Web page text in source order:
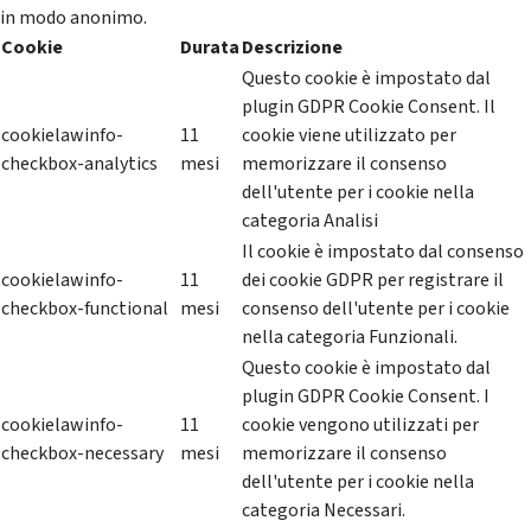
in modo anonimo.
Cookie
DurataDescrizione
cookielawinfo-
checkbox-analytics
11
mesi
Questo cookie è impostato dal
plugin GDPR Cookie Consent. Il
cookie viene utilizzato per
memorizzare il consenso
dell'utente per i cookie nella
categoria Analisi
cookielawinfo-
checkbox-functional
11
mesi
Il cookie è impostato dal consenso
dei cookie GDPR per registrare il
consenso dell'utente per i cookie
nella categoria Funzionali.
cookielawinfo-
checkbox-necessary
11
mesi
Questo cookie è impostato dal
plugin GDPR Cookie Consent. I
cookie vengono utilizzati per
memorizzare il consenso
dell'utente per i cookie nella
categoria Necessari.